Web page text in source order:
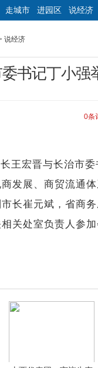
走城市 进园区 说经济
说经济
书记丁小强
0条
王宏晋与长治市委
发展、商贸流通
长崔元斌，省商
关处室负责人参加